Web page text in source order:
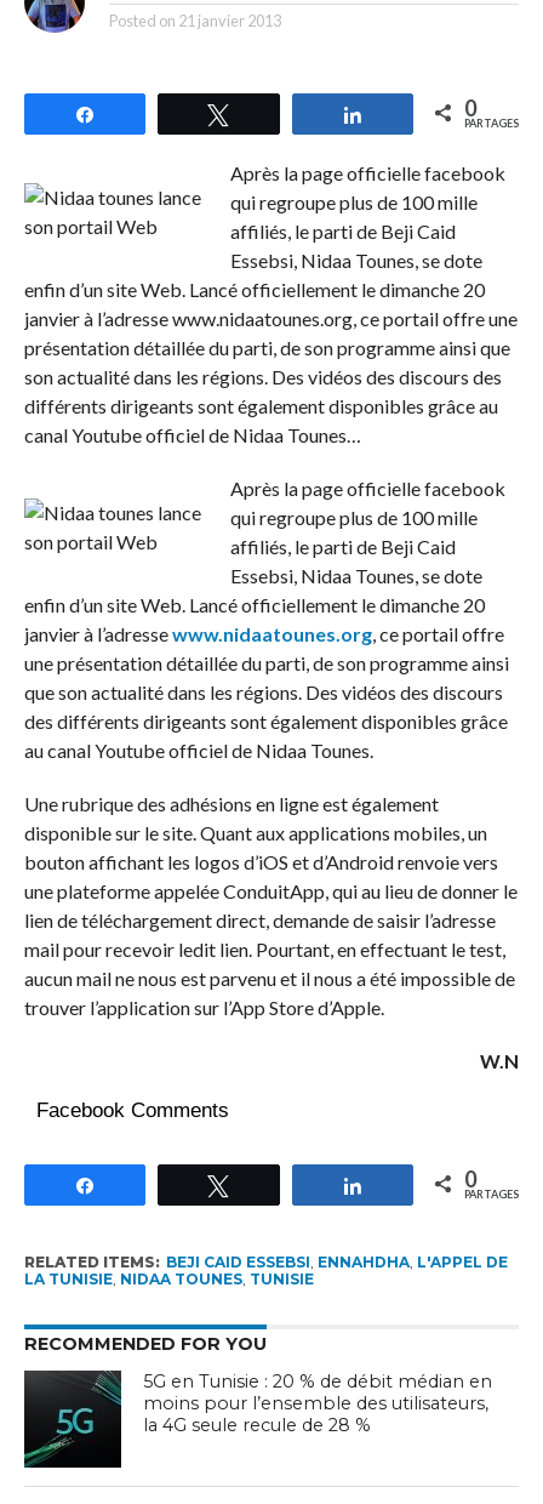
Posted on 21 janvier 2013
Partagez 0
PARTAGES
Après la page officielle facebook
qui regroupe plus de 100 mille
affiliés, le parti de Beji Caid
Essebsi, Nidaa Tounes, se dote
enfin d’un site Web. Lancé officiellement le dimanche 20
janvier à l’adresse www.nidaatounes.org, ce portail offre une
présentation détaillée du parti, de son programme ainsi que
son actualité dans les régions. Des vidéos des discours des
différents dirigeants sont également disponibles grâce au
canal Youtube officiel de Nidaa Tounes…
Après la page officielle facebook
qui regroupe plus de 100 mille
affiliés, le parti de Beji Caid
Essebsi, Nidaa Tounes, se dote
enfin d’un site Web. Lancé officiellement le dimanche 20
janvier à l’adressewww.nidaatounes.org, ce portail offre
une présentation détaillée du parti, de son programme ainsi
que son actualité dans les régions. Des vidéos des discours
des différents dirigeants sont également disponibles grâce
au canal Youtube officiel de Nidaa Tounes.
Une rubrique des adhésions en ligne est également
disponible sur le site. Quant aux applications mobiles, un
bouton affichant les logos d’iOS et d’Android renvoie vers
une plateforme appelée ConduitApp, qui au lieu de donner le
lien de téléchargement direct, demande de saisir l’adresse
mail pour recevoir ledit lien. Pourtant, en effectuant le test,
aucun mail ne nous est parvenu et il nous a été impossible de
trouver l’application sur l’App Store d’Apple.
W.N
Facebook Comments
Partagez 0
PARTAGES
RELATED ITEMS: BEJI CAID ESSEBSI, ENNAHDHA, L'APPEL DE
LA TUNISIE, NIDAA TOUNES, TUNISIE
RECOMMENDED FOR YOU
5G en Tunisie : 20 % de débit médian en
moins pour l’ensemble des utilisateurs,
la 4G seule recule de 28 %